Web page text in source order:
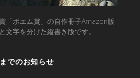
「ポエム賞」の自作冊子Amazon版
文字を分けた縦書き版です。
でのお知らせ